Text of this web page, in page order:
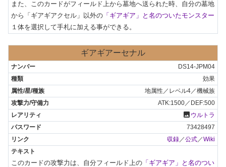
また、このカードがフィールド上から墓地へ送られた時、自分の墓地
から「ギアギアクセル」以外の 「ギアギア」と名のついたモンスター
１体を選択して手札に加える事ができる。
ギアギアーセナル
DS14-JPM04
効果
地属性／レベル4／機械族
ATK:1500／DEF:500
photo ウルトラ
73428497
収録／公式／Wiki
このカードの攻撃力は、自分フィールド上の 「ギアギア」と名のつい